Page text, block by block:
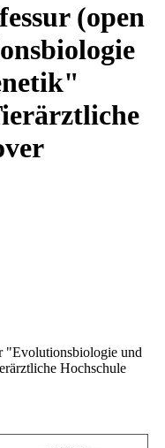
(open
"Evolutionsbiologie und
Hochschule